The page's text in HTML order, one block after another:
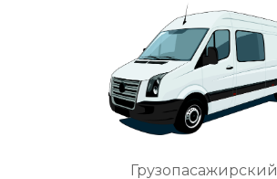
Грузопасажирский